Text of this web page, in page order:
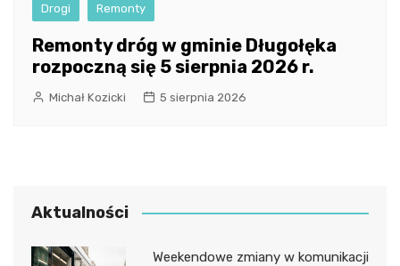
Drogi Remonty
Remonty dróg w gminie Długołęka
rozpoczną się 5 sierpnia 2026 r.
Michał Kozicki 5 sierpnia 2026
Aktualności
Weekendowe zmiany w komunikacji